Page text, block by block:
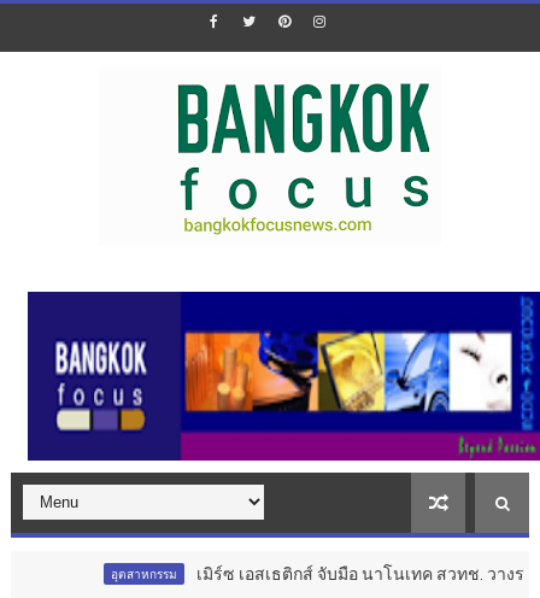
อุตสาหกรรม เมิร์ซ เอสเธติกส์ จับมือ นาโนเทค สวทช. วางรากฐาน